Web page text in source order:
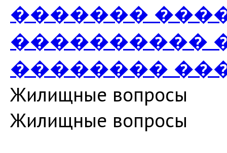
�������
����������
��������
Жилищные вопросы
Жилищные вопросы